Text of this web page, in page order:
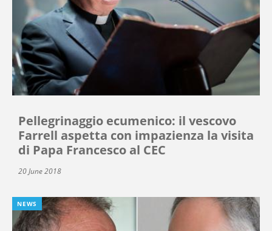
Pellegrinaggio ecumenico: il vescovo
Farrell aspetta con impazienza la visita
di Papa Francesco al CEC
20 June 2018
NEWS